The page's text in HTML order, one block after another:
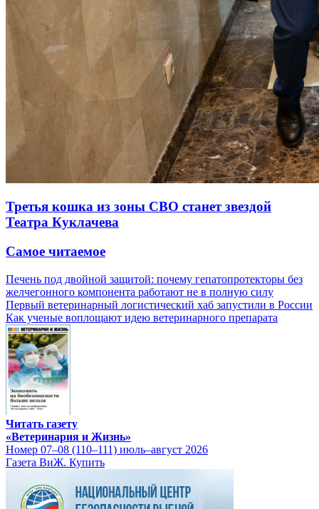
Третья кошка из зоны СВО станет звездой
Театра Куклачева
Самое читаемое
Печень под двойной защитой: почему гепатопротекторы без
желчегонного компонента работают не в полную силу
Первый ветеринарный логистический хаб запустили в России
Как ученые воплощают идею ветеринарного препарата
Читать газету
«Ветеринария и Жизнь»
Номер 07–08 (110–111) июль–август 2026
Газета ВиЖ. Купить